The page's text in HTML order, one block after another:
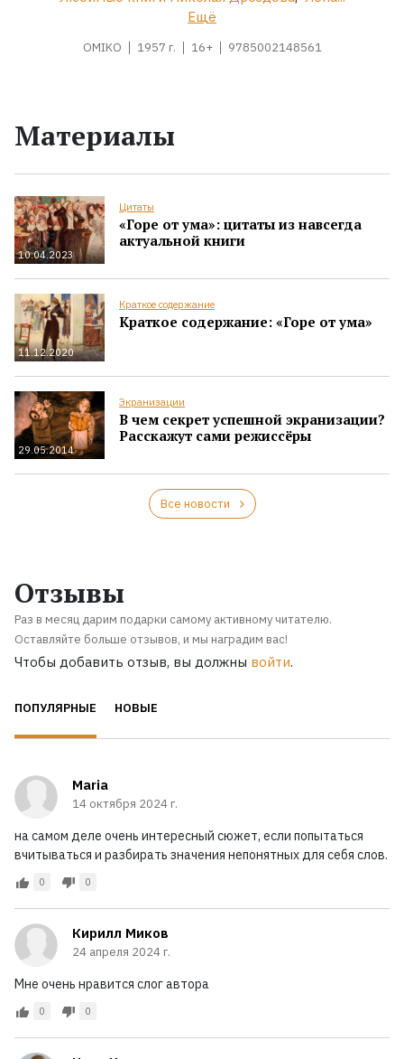
Ещё
OMIKO 1957 г. 16+ 9785002148561
Материалы
10.04.2023
Цитаты
«Горе от ума»: цитаты из навсегда
актуальной книги
11.12.2020
Краткое содержание
Краткое содержание: «Горе от ума»
29.05.2014
Экранизации
В чем секрет успешной экранизации?
Расскажут сами режиссёры
Все новости
Отзывы
Раз в месяц дарим подарки самому активному читателю.
Оставляйте больше отзывов, и мы наградим вас!
Чтобы добавить отзыв, вы должны войти.
ПОПУЛЯРНЫЕ НОВЫЕ
Maria
14 октября 2024 г.
на самом деле очень интересный сюжет, если попытаться
вчитываться и разбирать значения непонятных для себя слов.
0 0
Кирилл Миков
24 апреля 2024 г.
Мне очень нравится слог автора
0 0